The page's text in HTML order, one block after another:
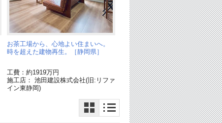
お茶工場から、心地よい住まいへ。
時を超えた建物再生。［静岡県］
工費：約1919万円
施工店： 池田建設株式会社(旧:リファ
イン東静岡)